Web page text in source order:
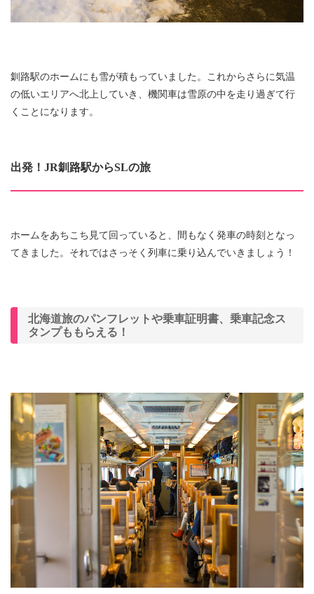
釧路駅のホームにも雪が積もっていました。これからさらに気温
の低いエリアへ北上していき、機関車は雪原の中を走り過ぎて行
くことになります。
出発！JR釧路駅からSLの旅
ホームをあちこち見て回っていると、間もなく発車の時刻となっ
てきました。それではさっそく列車に乗り込んでいきましょう！
北海道旅のパンフレットや乗車証明書、乗車記念ス
タンプももらえる！